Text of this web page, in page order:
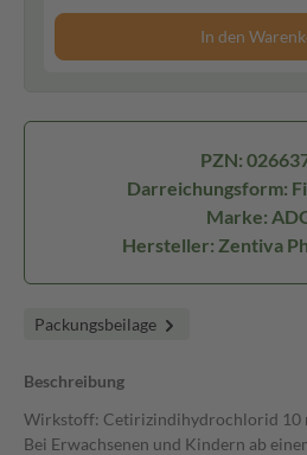
In den
PZN:
Darreichungsform:
Marke:
Hersteller: Zentiva
Packungsbeilage
Beschreibung
Wirkstoff: Cetirizindihydrochlorid 10
Bei Erwachsenen und Kindern ab